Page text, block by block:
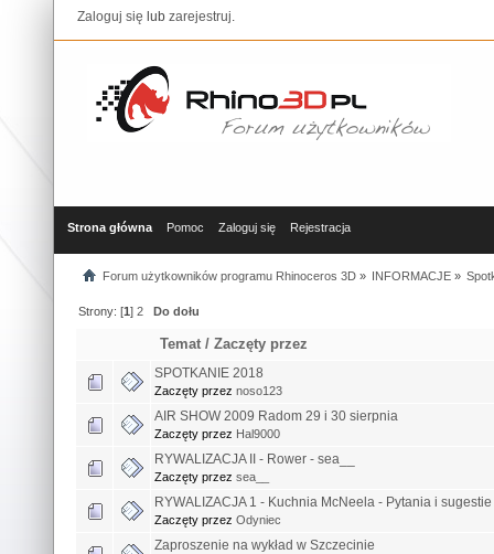
Zaloguj się lub zarejestruj.
Strona główna Pomoc Zaloguj się Rejestracja
Forum użytkowników programu Rhinoceros 3D» INFORMACJE»
Strony: [1]2 Do dołu
Temat /Zaczęty przez
SPOTKANIE 2018
Zaczęty przez noso123
AIR SHOW 2009 Radom 29 i 30 sierpnia
Zaczęty przez Hal9000
RYWALIZACJA II - Rower - sea__
Zaczęty przez sea__
RYWALIZACJA 1 - Kuchnia McNeela - Pytania i sugestie
Zaczęty przez Odyniec
Zaproszenie na wykład w Szczecinie